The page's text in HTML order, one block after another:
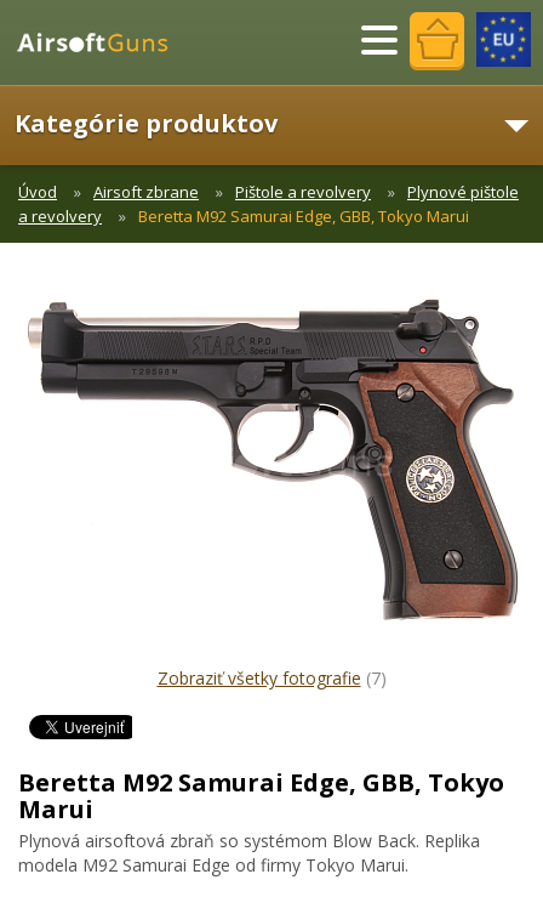
Menu
Kategórie produktov
Úvod Airsoft zbrane Pištole a revolvery
Plynové pištole
a revolvery
Beretta M92 Samurai Edge, GBB, Tokyo Marui
Zobraziť všetky fotografie (7)
Beretta M92 Samurai Edge, GBB, Tokyo
Marui
Plynová airsoftová zbraň so systémom Blow Back. Replika
modela M92 Samurai Edge od firmy Tokyo Marui.